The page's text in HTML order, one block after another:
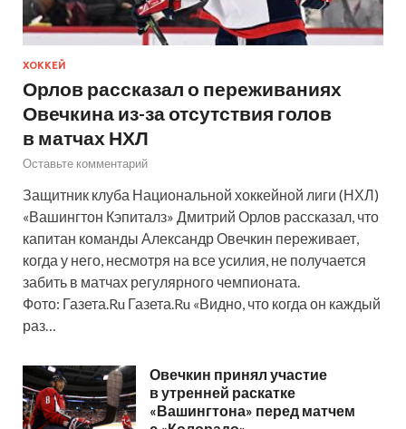
ХОККЕЙ
Орлов рассказал о переживаниях
Овечкина из-за отсутствия голов
в матчах НХЛ
Оставьте комментарий
Защитник клуба Национальной хоккейной лиги (НХЛ)
«Вашингтон Кэпиталз» Дмитрий Орлов рассказал, что
капитан команды Александр Овечкин переживает,
когда у него, несмотря на все усилия, не получается
забить в матчах регулярного чемпионата.
Фото: Газета.Ru Газета.Ru «Видно, что когда он каждый
раз…
Овечкин принял участие
в утренней раскатке
«Вашингтона» перед матчем